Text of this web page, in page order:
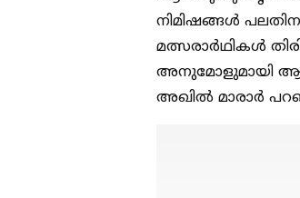
നിമിഷങ്ങള്‍
മത്സരാര്‍ഥികള്‍
അനുമോളുമായി
അഖില്‍ മാരാര്‍